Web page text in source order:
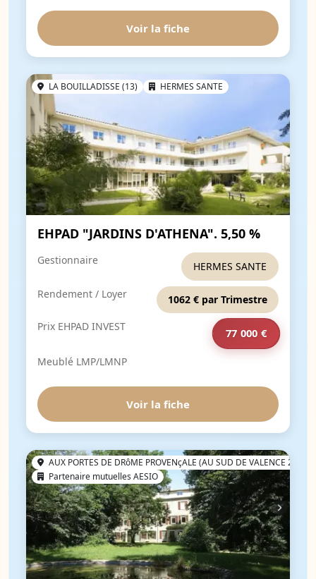
Voir la fiche
LA BOUILLADISSE (13) HERMES SANTE
EHPAD "JARDINS D'ATHENA". 5,50 %
Gestionnaire HERMES SANTE
Rendement / Loyer
1062 € par Trimestre
Prix EHPAD INVEST
77 000 €
Meublé LMP/LMNP
Voir la fiche
AUX PORTES DE DRôME PROVENçALE (AU SUD DE VALENCE 26)
Partenaire mutuelles AESIO